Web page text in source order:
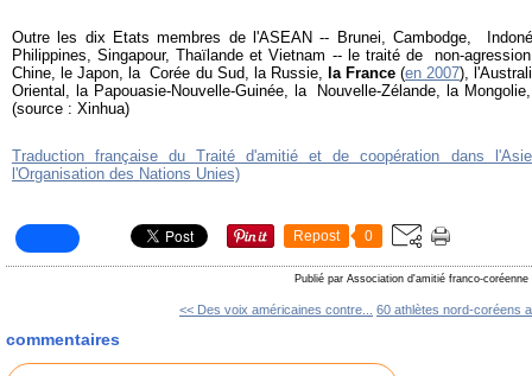
Outre les dix Etats membres de l'ASEAN -- Brunei, Cambodge,
Philippines, Singapour, Thaïlande et Vietnam -- le traité de non-
Chine, le Japon, la Corée du Sud, la Russie, la France (en 2007),
Oriental, la Papouasie-Nouvelle-Guinée, la Nouvelle-Zélande, la
(source : Xinhua)
Traduction française du Traité d'amitié et de coopération dans
l'Organisation des Nations Unies)
Repost 0
Publié par Association d'amitié franco-coréenne
<< Des voix américaines contre... 60 athlètes nord-coréens
commentaires